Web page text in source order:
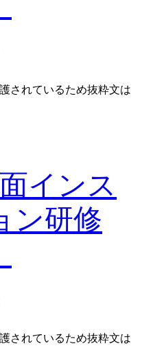
されているため抜粋文は
インス
ン研修
されているため抜粋文は